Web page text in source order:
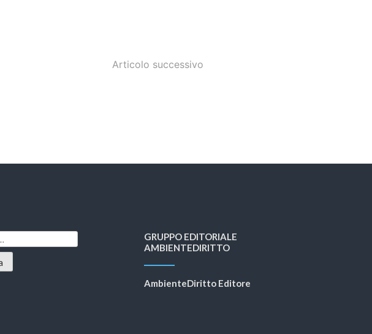
Articolo successivo
GRUPPO EDITORIALE
AMBIENTEDIRITTO
AmbienteDiritto Editore